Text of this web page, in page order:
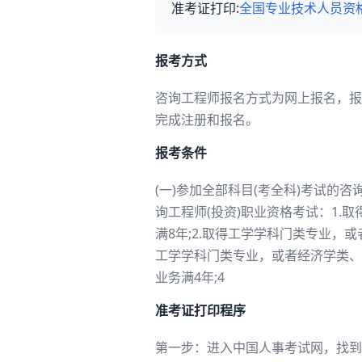
准考证打印:全国专业技术人员资
报考方式
咨询工程师报名方式为网上报名，
完成注册和报名。
报考条件
(一)参加全部科目(考全科)考试的咨
询工程师(投资)职业资格考试：1.
满8年;2.取得工学学科门类专业，
工学学科门类专业，或者经济学类
业务满4年;4
准考证打印程序
第一步：进入中国人事考试网，找